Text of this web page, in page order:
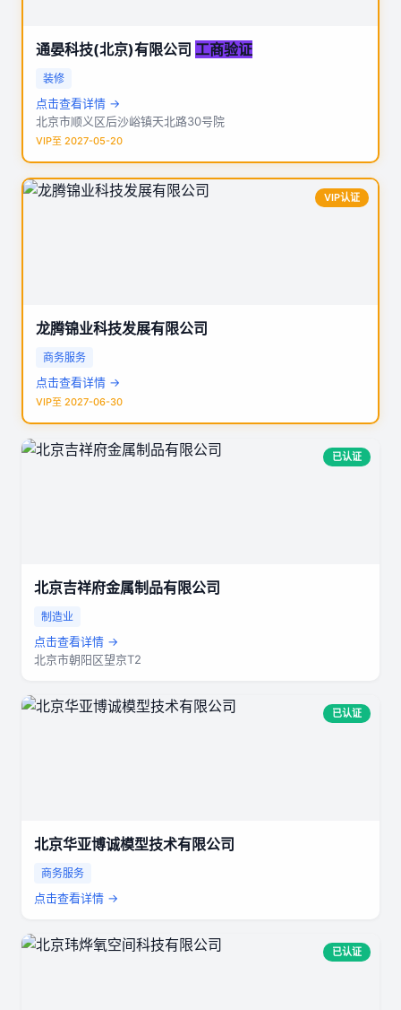
通晏科技(北京)有限公司 工商验证
装修
点击查看详情 →
北京市顺义区后沙峪镇天北路30号院
VIP至 2027-05-20
VIP认证
龙腾锦业科技发展有限公司
商务服务
点击查看详情 →
VIP至 2027-06-30
已认证
北京吉祥府金属制品有限公司
制造业
点击查看详情 →
北京市朝阳区望京T2
已认证
北京华亚博诚模型技术有限公司
商务服务
点击查看详情 →
已认证